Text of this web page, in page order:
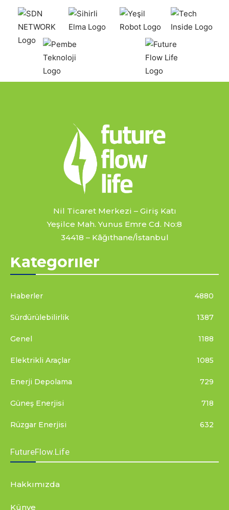
Nil Ticaret Merkezi – Giriş Katı
Yeşilce Mah. Yunus Emre Cd. No:8
34418 – Kâğıthane/İstanbul
Kategoriler
Haberler 4880
Sürdürülebilirlik 1387
Genel 1188
Elektrikli Araçlar 1085
Enerji Depolama 729
Güneş Enerjisi 718
Rüzgar Enerjisi 632
FutureFlow.Life
Hakkımızda
Künye